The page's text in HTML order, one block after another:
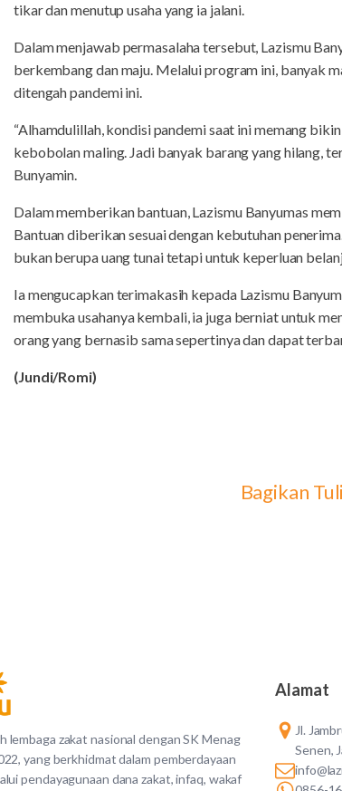
tikar dan menutup usaha yang ia jalani.
Dalam menjawab permasalaha tersebut, Lazismu
berkembang dan maju. Melalui program ini, banyak
ditengah pandemi ini.
“Alhamdulillah, kondisi pandemi saat ini memang
kebobolan maling. Jadi banyak barang yang hilang,
Bunyamin.
Dalam memberikan bantuan, Lazismu Banyumas
Bantuan diberikan sesuai dengan kebutuhan
bukan berupa uang tunai tetapi untuk keperluan
Ia mengucapkan terimakasih kepada Lazismu
membuka usahanya kembali, ia juga berniat untuk
orang yang bernasib sama sepertinya dan dapat
(Jundi/Romi)
Bagikan
lembaga zakat nasional dengan SK Menag
yang berkhidmat dalam pemberdayaan
pendayagunaan dana zakat, infaq, wakaf
Alamat
Jl.
Senen,